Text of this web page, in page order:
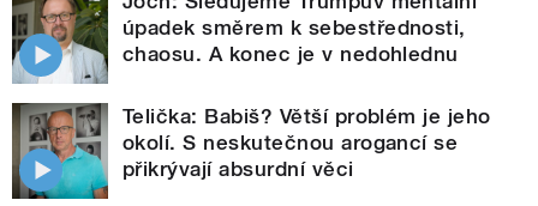
úpadek směrem k sebestřednosti,
chaosu. A konec je v nedohlednu
Telička: Babiš? Větší problém je jeho
okolí. S neskutečnou arogancí se
přikrývají absurdní věci